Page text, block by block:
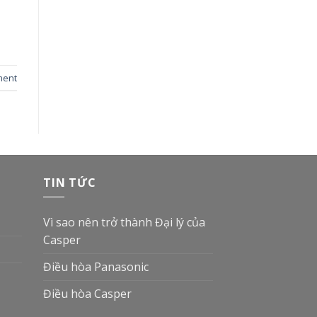
TIN TỨC
Vì sao nên trở thành Đại lý của
Casper
Điều hòa Panasonic
Điều hòa Casper